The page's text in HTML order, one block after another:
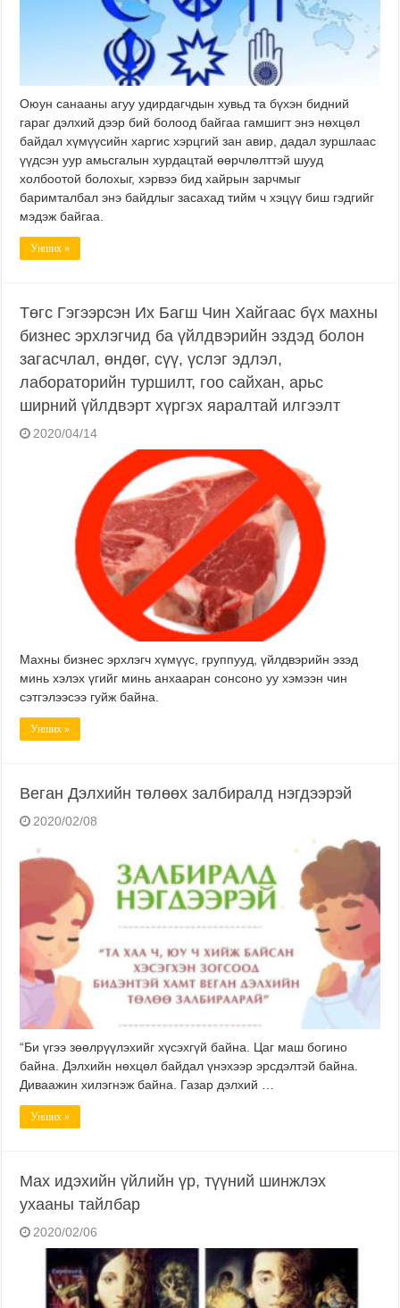
Оюун санааны агуу удирдагчдын хувьд та бүхэн бидний
гараг дэлхий дээр бий болоод байгаа гамшигт энэ нөхцөл
байдал хүмүүсийн харгис хэрцгий зан авир, дадал зуршлаас
үүдсэн уур амьсгалын хурдацтай өөрчлөлттэй шууд
холбоотой болохыг, хэрвээ бид хайрын зарчмыг
баримталбал энэ байдлыг засахад тийм ч хэцүү биш гэдгийг
мэдэж байгаа.
Унших »
Төгс Гэгээрсэн Их Багш Чин Хайгаас бүх махны
бизнес эрхлэгчид ба үйлдвэрийн эздэд болон
загасчлал, өндөг, сүү, үслэг эдлэл,
лабораторийн туршилт, гоо сайхан, арьс
ширний үйлдвэрт хүргэх яаралтай илгээлт
2020/04/14
Махны бизнес эрхлэгч хүмүүс, группууд, үйлдвэрийн эзэд
минь хэлэх үгийг минь анхааран сонсоно уу хэмээн чин
сэтгэлээсээ гуйж байна.
Унших »
Веган Дэлхийн төлөөх залбиралд нэгдээрэй
2020/02/08
“Би үгээ зөөлрүүлэхийг хүсэхгүй байна. Цаг маш богино
байна. Дэлхийн нөхцөл байдал үнэхээр эрсдэлтэй байна.
Диваажин хилэгнэж байна. Газар дэлхий …
Унших »
Мах идэхийн үйлийн үр, түүний шинжлэх
ухааны тайлбар
2020/02/06